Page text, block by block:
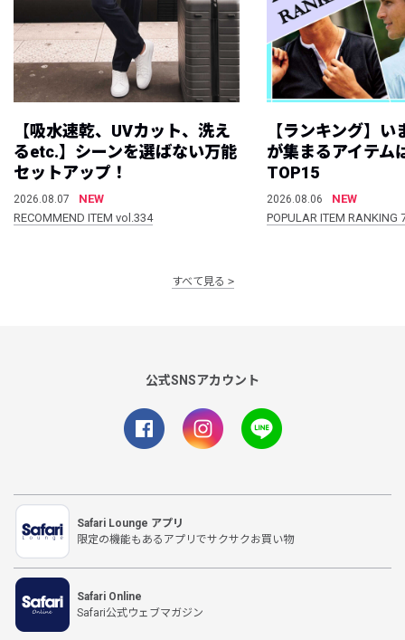
【吸水速乾、UVカット、洗え
るetc.】シーンを選ばない万能
セットアップ！
2026.08.07
NEW
RECOMMEND ITEM vol.334
【ランキング】
が集まるアイテム
TOP15
2026.08.06
NEW
POPULAR ITEM
すべて見る
公式SNSアカウント
Safari Lounge アプリ
限定の機能もあるアプリでサクサクお買い物
Safari Online
Safari公式ウェブマガジン